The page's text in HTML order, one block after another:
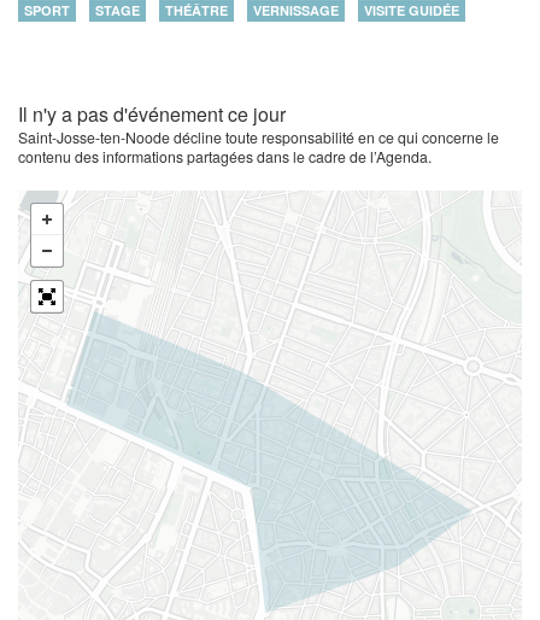
SPORT
STAGE THÉÂTRE VERNISSAGE VISITE GUIDÉE
Il n'y a pas d'événement ce jour
Saint-Josse-ten-Noode décline toute responsabilité en ce qui concerne le
contenu des informations partagées dans le cadre de l’Agenda.